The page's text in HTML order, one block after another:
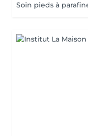
Soin pieds à